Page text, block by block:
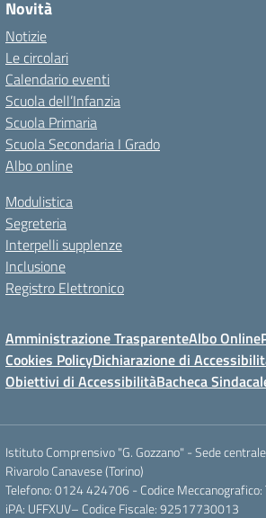
Novità
Notizie
Le circolari
Calendario eventi
Scuola dell’Infanzia
Scuola Primaria
Scuola Secondaria I Grado
Albo online
Modulistica
Segreteria
Interpelli supplenze
Inclusione
Registro Elettronico
Amministrazione TrasparenteAlbo Online
Cookies PolicyDichiarazione di
Obiettivi di AccessibilitàBacheca
Istituto Comprensivo "G. Gozzano" - Sede
Rivarolo Canavese (Torino)
Telefono: 0124 424706 - Codice Meccanografico:
iPA: UFFXUV– Codice Fiscale: 92517730013